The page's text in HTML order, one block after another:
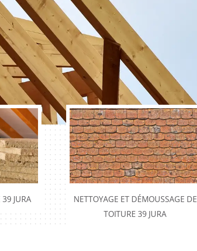
JURA
NETTOYAGE ET DÉMOUSSAGE DE
TOITURE 39 JURA